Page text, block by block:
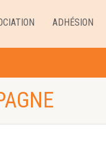
ADHÉSION